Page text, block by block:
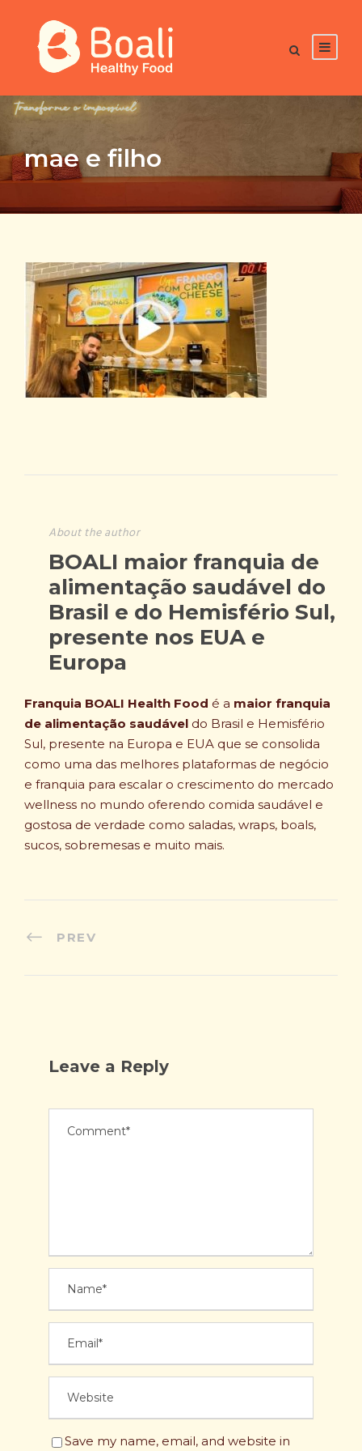
mae e filho
About the author
BOALI maior franquia de
alimentação saudável do
Brasil e do Hemisfério Sul,
presente nos EUA e
Europa
Franquia BOALI Health Food é a maior franquia
de alimentação saudável do Brasil e Hemisfério
Sul, presente na Europa e EUA que se consolida
como uma das melhores plataformas de negócio
e franquia para escalar o crescimento do mercado
wellness no mundo oferendo comida saudável e
gostosa de verdade como saladas, wraps, boals,
sucos, sobremesas e muito mais.
PREV
Leave a Reply
Save my name, email, and website in